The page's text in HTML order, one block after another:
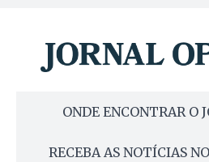
ONDE ENCONTRAR O
RECEBA AS NOTÍCIAS